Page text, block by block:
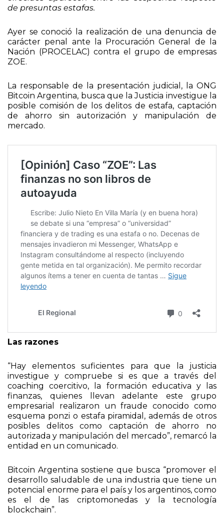
de presuntas estafas.
Ayer se conoció la realización de una denuncia de
carácter penal ante la Procuración General de la
Nación (PROCELAC) contra el grupo de empresas
ZOE.
La responsable de la presentación judicial, la ONG
Bitcoin Argentina, busca que la Justicia investigue la
posible comisión de los delitos de estafa, captación
de ahorro sin autorización y manipulación de
mercado.
Las razones
“Hay elementos suficientes para que la justicia
investigue y compruebe si es que a través del
coaching coercitivo, la formación educativa y las
finanzas, quienes llevan adelante este grupo
empresarial realizaron un fraude conocido como
esquema ponzi o estafa piramidal, además de otros
posibles delitos como captación de ahorro no
autorizada y manipulación del mercado”, remarcó la
entidad en un comunicado.
Bitcoin Argentina sostiene que busca “promover el
desarrollo saludable de una industria que tiene un
potencial enorme para el país y los argentinos, como
es el de las criptomonedas y la tecnología
blockchain”.